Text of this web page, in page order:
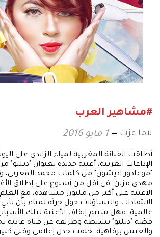
#مشاهير العرب
لاما عزت 1 مايو 2016
أطلقت الفنانة المغربية لمياء الزايدي على
الإذاعات العربية، أغنية جديدة بعنوان "دبليو"
"موغادور اديشون" من كلمات محمد المغربي،
مهدي مزين. في أقل من أسبوع على إطلاق
الأغنية على أكثر من مليون مشاهدة، مع
الانتقادات والتساؤلات حول جرأة لمياء بأن
عالمية. فهل سيتم إيقاف الأغنية لتلك
قصّة "دبليو" بسيطة وطريفة عن فتاة عادية
والعيش برفاهية. خلقت جدل إعلامي وفني